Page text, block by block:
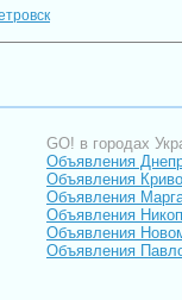
GO! в городах
Объявления
Объявления
Объявления
Объявления
Объявления
Объявления